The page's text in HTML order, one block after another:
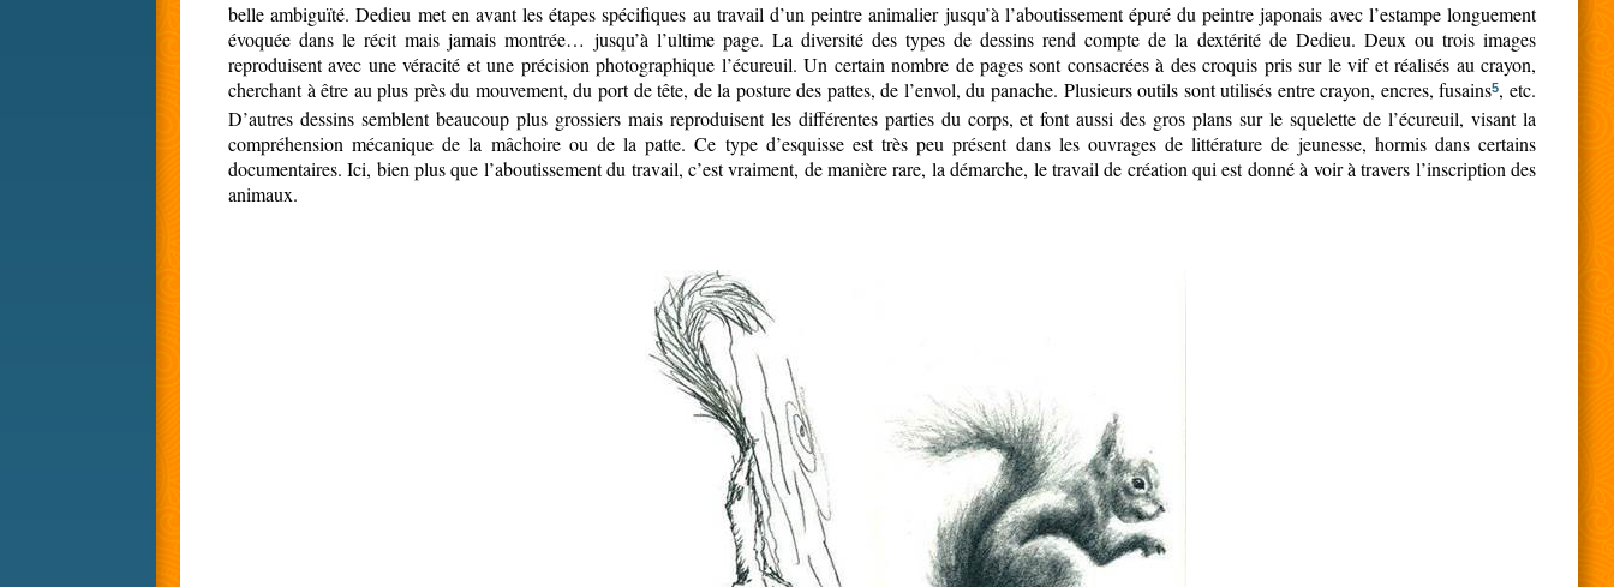
belle ambiguïté. Dedieu met en avant les étapes spécifiques au travail d’un peintre animalier jusqu’à l’aboutissement épuré du peintre japonais avec l’estampe longuement
évoquée dans le récit mais jamais montrée… jusqu’à l’ultime page. La diversité des types de dessins rend compte de la dextérité de Dedieu. Deux ou trois images
reproduisent avec une véracité et une précision photographique l’écureuil. Un certain nombre de pages sont consacrées à des croquis pris sur le vif et réalisés au crayon,
cherchant à être au plus près du mouvement, du port de tête, de la posture des pattes, de l’envol, du panache. Plusieurs outils sont utilisés entre crayon, encres, fusains5, etc.
D’autres dessins semblent beaucoup plus grossiers mais reproduisent les différentes parties du corps, et font aussi des gros plans sur le squelette de l’écureuil, visant la
compréhension mécanique de la mâchoire ou de la patte. Ce type d’esquisse est très peu présent dans les ouvrages de littérature de jeunesse, hormis dans certains
documentaires. Ici, bien plus que l’aboutissement du travail, c’est vraiment, de manière rare, la démarche, le travail de création qui est donné à voir à travers l’inscription des
animaux.